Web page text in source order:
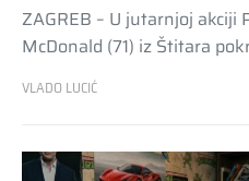
ZAGREB – U jutarnjoj akciji
McDonald (71) iz Štitara
VLADO LUCIĆ